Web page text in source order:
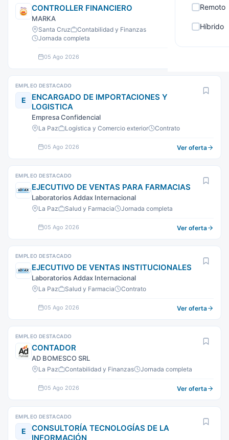
Remoto
Híbrido
CONTROLLER FINANCIERO
MARKA
Santa Cruz
Contabilidad y Finanzas
Jornada completa
05 Ago 2026
EMPLEO DESTACADO
E
ENCARGADO DE IMPORTACIONES Y
LOGISTICA
Empresa Confidencial
La Paz Logística y Comercio exterior Contrato
05 Ago 2026 Ver oferta
EMPLEO DESTACADO
EJECUTIVO DE VENTAS PARA FARMACIAS
Laboratorios Addax Internacional
La Paz Salud y Farmacia Jornada completa
05 Ago 2026 Ver oferta
EMPLEO DESTACADO
EJECUTIVO DE VENTAS INSTITUCIONALES
Laboratorios Addax Internacional
La Paz Salud y Farmacia Contrato
05 Ago 2026 Ver oferta
EMPLEO DESTACADO
CONTADOR
AD BOMESCO SRL
La Paz Contabilidad y Finanzas Jornada completa
05 Ago 2026 Ver oferta
EMPLEO DESTACADO
E
CONSULTORÍA TECNOLOGÍAS DE LA
INFORMACIÓN